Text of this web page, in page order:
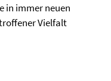
in immer neuen
Vielfalt